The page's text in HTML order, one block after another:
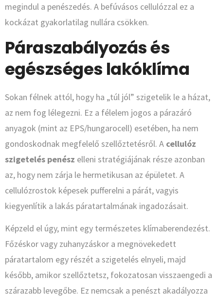
megindul a penészedés. A befúvásos cellulózzal ez a
kockázat gyakorlatilag nullára csökken.
Páraszabályozás és
egészséges lakóklíma
Sokan félnek attól, hogy ha „túl jól” szigetelik le a házat,
az nem fog lélegezni. Ez a félelem jogos a párazáró
anyagok (mint az EPS/hungarocell) esetében, ha nem
gondoskodnak megfelelő szellőztetésről. A cellulóz
szigetelés penész elleni stratégiájának része azonban
az, hogy nem zárja le hermetikusan az épületet. A
cellulózrostok képesek pufferelni a párát, vagyis
kiegyenlítik a lakás páratartalmának ingadozásait.
Képzeld el úgy, mint egy természetes klímaberendezést.
Főzéskor vagy zuhanyzáskor a megnövekedett
páratartalom egy részét a szigetelés elnyeli, majd
később, amikor szellőztetsz, fokozatosan visszaengedi a
szárazabb levegőbe. Ez nemcsak a penészt akadályozza